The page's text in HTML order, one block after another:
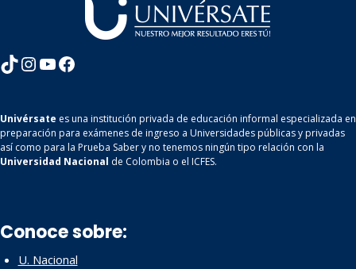
TikTok InstagramYouTube Facebook
Univérsate es una institución privada de educación informal especializada en
preparación para exámenes de ingreso a Universidades públicas y privadas
así como para la Prueba Saber y no tenemos ningún tipo relación con la
Universidad Nacional de Colombia o el ICFES.
Conoce sobre:
U. Nacional